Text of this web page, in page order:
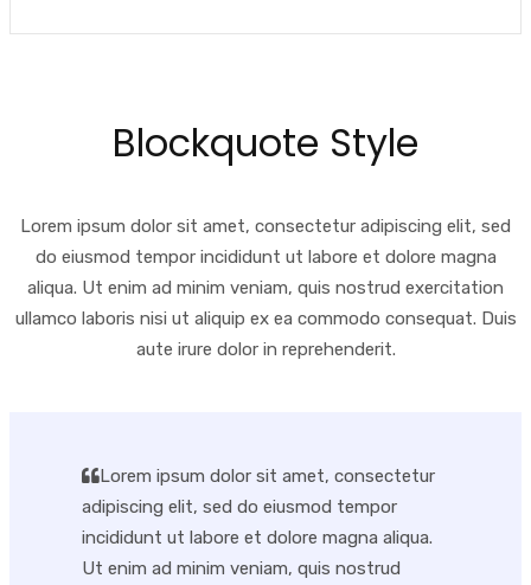
Blockquote Style
Lorem ipsum dolor sit amet, consectetur adipiscing elit, sed
do eiusmod tempor incididunt ut labore et dolore magna
aliqua. Ut enim ad minim veniam, quis nostrud exercitation
ullamco laboris nisi ut aliquip ex ea commodo consequat. Duis
aute irure dolor in reprehenderit.
Lorem ipsum dolor sit amet, consectetur
adipiscing elit, sed do eiusmod tempor
incididunt ut labore et dolore magna aliqua.
Ut enim ad minim veniam, quis nostrud